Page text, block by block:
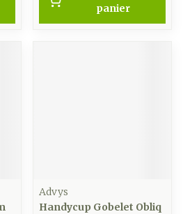
panier
Advys
Handycup Gobelet Obliq